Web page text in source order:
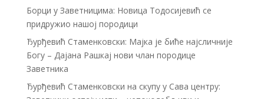
Борци у Заветницима: Новица Тодосијевић се
придружио нашој породици
Ђурђевић Стаменковски: Мајка је биће најсличније
Богу – Дајана Рашкај нови члан породице
Заветника
Ђурђевић Стаменковски на скупу у Сава центру: